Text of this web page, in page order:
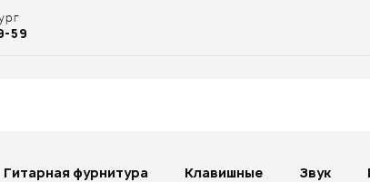
59
Гитарная фурнитура Клавишные Звук